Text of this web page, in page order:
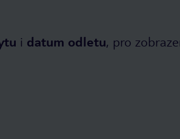
i datum odletu, pro